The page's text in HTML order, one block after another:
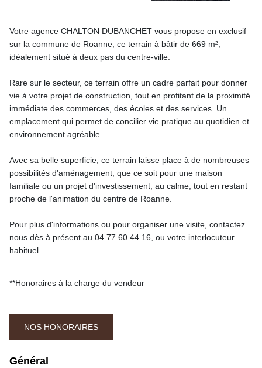
Votre agence CHALTON DUBANCHET vous propose en exclusif
sur la commune de Roanne, ce terrain à bâtir de 669 m²,
idéalement situé à deux pas du centre-ville.
Rare sur le secteur, ce terrain offre un cadre parfait pour donner
vie à votre projet de construction, tout en profitant de la proximité
immédiate des commerces, des écoles et des services. Un
emplacement qui permet de concilier vie pratique au quotidien et
environnement agréable.
Avec sa belle superficie, ce terrain laisse place à de nombreuses
possibilités d'aménagement, que ce soit pour une maison
familiale ou un projet d'investissement, au calme, tout en restant
proche de l'animation du centre de Roanne.
Pour plus d'informations ou pour organiser une visite, contactez
nous dès à présent au 04 77 60 44 16, ou votre interlocuteur
habituel.
**Honoraires à la charge du vendeur
NOS HONORAIRES
Général